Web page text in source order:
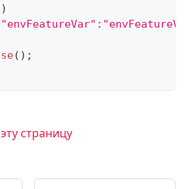
)
( ) ;
страницу